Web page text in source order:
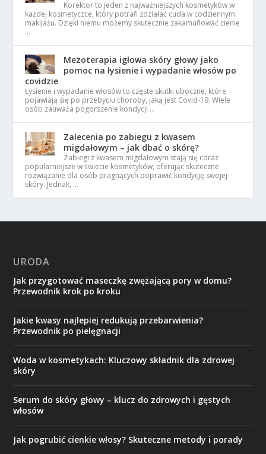
Korektor to jeden z najważniejszych kosmetyków w
każdej kosmetyczce, który potrafi zdziałać cuda w codziennym
makijażu. Dzięki niemu możemy skutecznie zakamuflować cienie
…
Mezoterapia igłowa skóry głowy jako
pomoc na łysienie i wypadanie włosów po
covidzie
Łysienie i wypadanie włosów to częste skutki uboczne, które
pojawiają się po przebyciu choroby, jaką jest Covid-19. Wiele
osób zauważa pogorszenie kondycji …
Zalecenia po zabiegu z kwasem
migdałowym – jak dbać o skórę?
Zabiegi z kwasem migdałowym stają się coraz
popularniejsze w świecie kosmetyków, oferując skuteczne
rozwiązanie dla osób pragnących poprawić kondycję swojej
skóry. Jednak, …
URODA
Jak przygotować maseczkę zwężającą pory w domu?
Przewodnik krok po kroku
Jakie kwasy najlepiej redukują przebarwienia?
Przewodnik po pielęgnacji
Woda w kosmetykach: Kluczowy składnik dla zdrowej
skóry
Serum do skóry głowy – klucz do zdrowych i gęstych
włosów
Jak pogrubić cienkie włosy? Skuteczne metody i porady